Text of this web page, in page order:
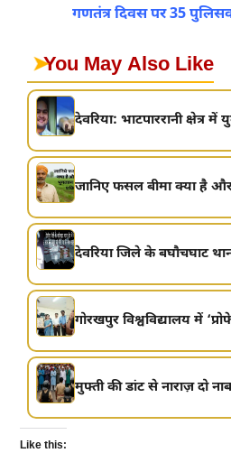
गणतंत्र दिवस पर 35
➤You May Also Like
देवरिया: भाटपाररानी
जानिए फसल बीमा क्या है और
देवरिया जिले के बघौचघाट
गोरखपुर विश्वविद्यालय में
मुफ्ती की डांट से नाराज़ दो
Like this: